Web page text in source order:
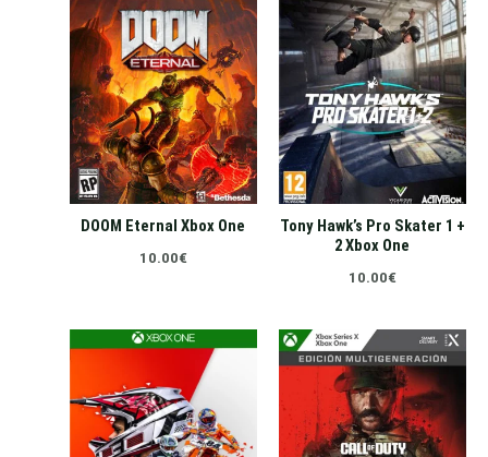
DOOM Eternal Xbox One
10.00€
Tony Hawk’s Pro Skater 1 +
2 Xbox One
10.00€